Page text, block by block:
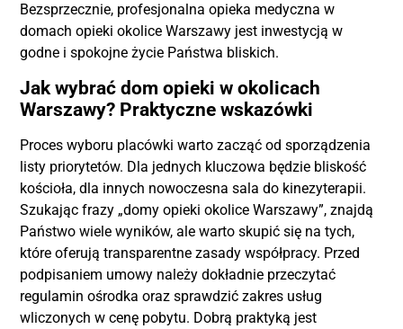
Bezsprzecznie, profesjonalna opieka medyczna w
domach opieki okolice Warszawy jest inwestycją w
godne i spokojne życie Państwa bliskich.
Jak wybrać dom opieki w okolicach
Warszawy? Praktyczne wskazówki
Proces wyboru placówki warto zacząć od sporządzenia
listy priorytetów. Dla jednych kluczowa będzie bliskość
kościoła, dla innych nowoczesna sala do kinezyterapii.
Szukając frazy „domy opieki okolice Warszawy”, znajdą
Państwo wiele wyników, ale warto skupić się na tych,
które oferują transparentne zasady współpracy. Przed
podpisaniem umowy należy dokładnie przeczytać
regulamin ośrodka oraz sprawdzić zakres usług
wliczonych w cenę pobytu. Dobrą praktyką jest